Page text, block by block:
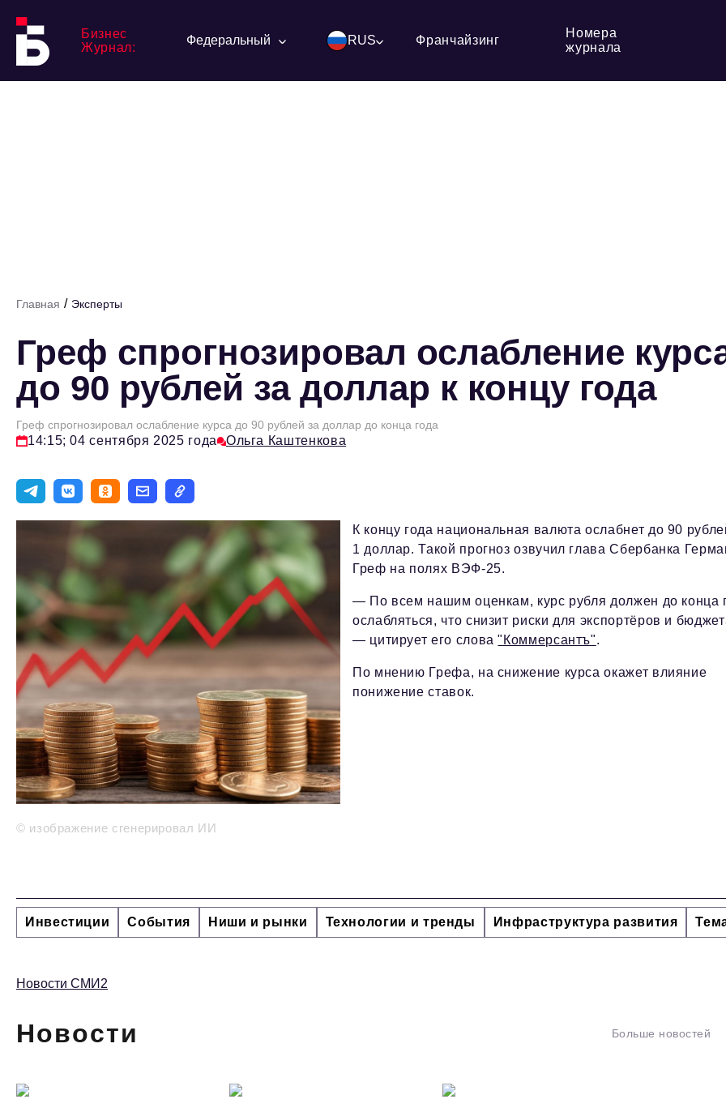
Бизнес
Журнал:
Федеральный RUS Франчайзинг
Номера
журнала
Главная / Эксперты
Греф спрогнозировал ослабление
до 90 рублей за доллар к концу года
Греф спрогнозировал ослабление курса до 90 рублей за доллар до конца года
14:15; 04 сентября 2025 года Ольга Каштенкова
© изображение сгенерировал ИИ
К концу года национальная валюта ослабнет до 90
1 доллар. Такой прогноз озвучил глава Сбербанка
Греф на полях ВЭФ-25.
— По всем нашим оценкам, курс рубля должен до конца
ослабляться, что снизит риски для экспортёров и
— цитирует его слова"Коммерсантъ".
По мнению Грефа, на снижение курса окажет влияние
понижение ставок.
Инвестиции События Ниши и рынки Технологии и тренды Инфраструктура развития
Новости СМИ2
Новости Больше новостей